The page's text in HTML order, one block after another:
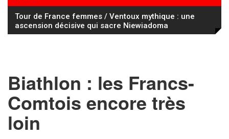
Échevannes : 150 tonnes de fourrage en surchauffe,
les pompiers mobilisés
Biathlon : les Francs-
Comtois encore très
loin